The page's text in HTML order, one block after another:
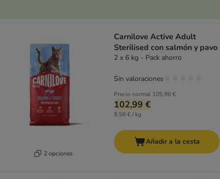
2 opciones
Carnilove Active Adult
Sterilised con salmón y pavo
2 x 6 kg - Pack ahorro
Precio normal 105,98 €
102,99 €
8,58 € / kg
Sin valoraciones
Añadir a la cesta